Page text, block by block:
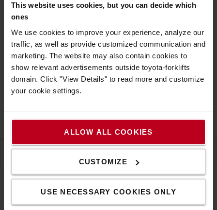
This website uses cookies, but you can decide which
ones
We use cookies to improve your experience, analyze our
traffic, as well as provide customized communication and
marketing. The website may also contain cookies to
show relevant advertisements outside toyota-forklifts
domain. Click "View Details" to read more and customize
your cookie settings.
ALLOW ALL COOKIES
CUSTOMIZE
USE NECESSARY COOKIES ONLY
Ceny bez DPH
KONTAKTUJTE NÁS
Predpokladaný dodací termín na dopyt(+
4,90 €za
objednávku )
Dodacia lehota na vyžiadanie
Záruka
ŠPECIFIKÁCIA
Špecifikácia